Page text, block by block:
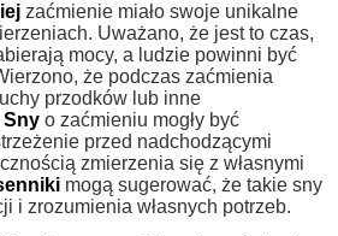
zaćmienie miało swoje unikalne
Uważano, że jest to czas,
mocy, a ludzie powinni być
że podczas zaćmienia
przodków lub inne
Sny o zaćmieniu mogły być
przed nadchodzącymi
zmierzenia się z własnymi
mogą sugerować, że takie sny
i zrozumienia własnych potrzeb.